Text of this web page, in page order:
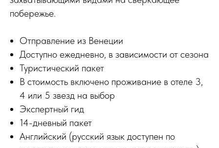
побережье.
Отправление из Венеции
Доступно ежедневно, в зависимости от сезона
Туристический пакет
В стоимость включено проживание в отеле 3,
4 или 5 звезд на выбор
Экспертный гид
14-дневный пакет
Английский (русский язык доступен по